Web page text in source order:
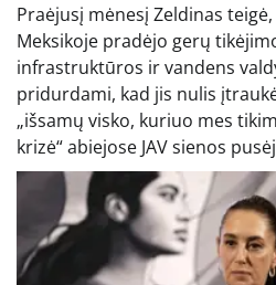
Praėjusį mėnesį Zeldinas
Meksikoje pradėjo gerų
infrastruktūros ir vandens
pridurdami, kad jis nulis
„išsamų visko, kuriuo mes
krizė“ abiejose JAV sienos